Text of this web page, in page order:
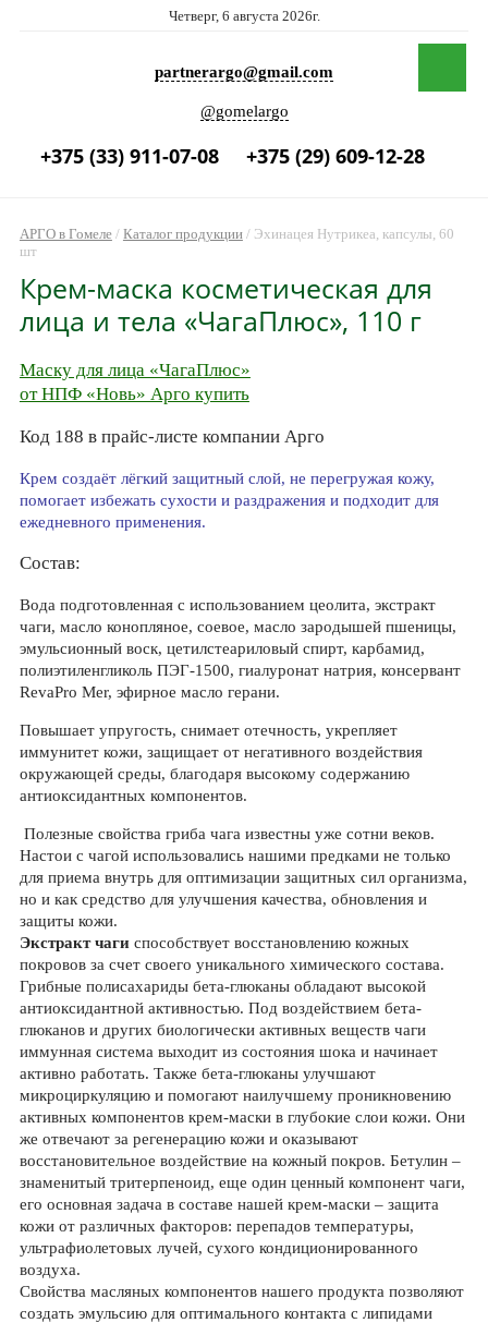
Четверг, 6 августа 2026г.
partnerargo@gmail.com
@gomelargo
+375 (33) 911-07-08 +375 (29) 609-12-28
АРГО в Гомеле/ Каталог продукции/ Эхинацея Нутрикеа, капсулы, 60
шт
Крем-маска косметическая для
лица и тела «ЧагаПлюс», 110 г
Маску для лица «ЧагаПлюс»
от НПФ «Новь» Арго купить
Код 188 в прайс-листе компании Арго
Крем создаёт лёгкий защитный слой, не перегружая кожу,
помогает избежать сухости и раздражения и подходит для
ежедневного применения.
Состав:
Вода подготовленная с использованием цеолита, экстракт
чаги, масло конопляное, соевое, масло зародышей пшеницы,
эмульсионный воск, цетилстеариловый спирт, карбамид,
полиэтиленгликоль ПЭГ-1500, гиалуронат натрия, консервант
RevaPro Mer, эфирное масло герани.
Повышает упругость, снимает отечность, укрепляет
иммунитет кожи, защищает от негативного воздействия
окружающей среды, благодаря высокому содержанию
антиоксидантных компонентов.
Полезные свойства гриба чага известны уже сотни веков.
Настои с чагой использовались нашими предками не только
для приема внутрь для оптимизации защитных сил организма,
но и как средство для улучшения качества, обновления и
защиты кожи.
Экстракт чагиспособствует восстановлению кожных
покровов за счет своего уникального химического состава.
Грибные полисахариды бета-глюканы обладают высокой
антиоксидантной активностью. Под воздействием бета-
глюканов и других биологически активных веществ чаги
иммунная система выходит из состояния шока и начинает
активно работать. Также бета-глюканы улучшают
микроциркуляцию и помогают наилучшему проникновению
активных компонентов крем-маски в глубокие слои кожи. Они
же отвечают за регенерацию кожи и оказывают
восстановительное воздействие на кожный покров. Бетулин –
знаменитый тритерпеноид, еще один ценный компонент чаги,
его основная задача в составе нашей крем-маски – защита
кожи от различных факторов: перепадов температуры,
ультрафиолетовых лучей, сухого кондиционированного
воздуха.
Свойства масляных компонентов нашего продукта позволяют
создать эмульсию для оптимального контакта с липидами